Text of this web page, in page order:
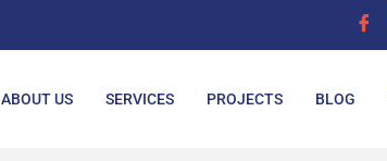
ABOUT US SERVICES PROJECTS BLOG